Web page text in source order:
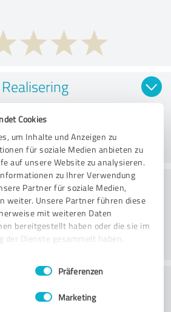
Cookies
um Inhalte und Anzeigen zu
für soziale Medien anbieten zu
auf unsere Website zu analysieren.
zu Ihrer Verwendung
Partner für soziale Medien,
weiter. Unsere Partner führen diese
mit weiteren Daten
bereitgestellt haben oder die sie im
der Dienste gesammelt haben.
Präferenzen
Marketing
Realisering
Rådgivning
Kundeservice